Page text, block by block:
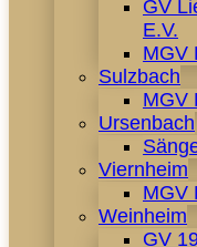
GV
E.V.
MGV
Sulzbach
MGV
Ursenbach
Viernheim
MGV
Weinheim
GV